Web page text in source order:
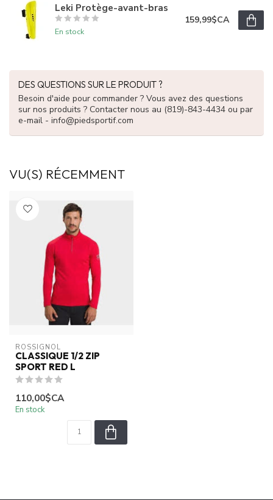
Leki Protège-avant-bras
En stock
159,99$CA
DES QUESTIONS SUR LE PRODUIT ?
Besoin d'aide pour commander ? Vous avez des questions
sur nos produits ? Contacter nous au (819)-843-4434 ou par
e-mail - info@piedsportif.com
VU(S) RÉCEMMENT
ROSSIGNOL
CLASSIQUE 1/2 ZIP
SPORT RED L
110,00$CA
En stock